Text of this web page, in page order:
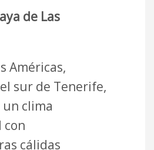
de Las
Américas,
sur de Tenerife,
clima
con
cálidas